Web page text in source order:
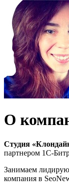
О
Студия
партнером 1С-
Занимаем
компания в